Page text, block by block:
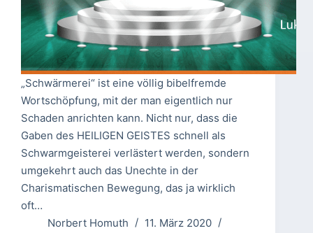
„Schwärmerei“ ist eine völlig bibelfremde
Wortschöpfung, mit der man eigentlich nur
Schaden anrichten kann. Nicht nur, dass die
Gaben des HEILIGEN GEISTES schnell als
Schwarmgeisterei verlästert werden, sondern
umgekehrt auch das Unechte in der
Charismatischen Bewegung, das ja wirklich
oft…
Norbert Homuth
11. März 2020